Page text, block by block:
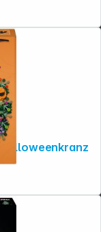
LEGO Seasons and Occasions 40825 Halloweenkranz